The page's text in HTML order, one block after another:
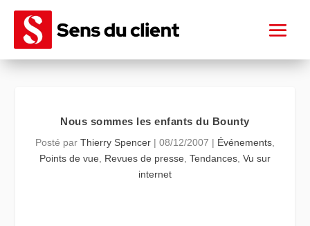
Nous sommes les enfants du Bounty
Posté par Thierry Spencer | 08/12/2007 | Événements
Points de vue
Revues de presse Tendances Vu sur
internet